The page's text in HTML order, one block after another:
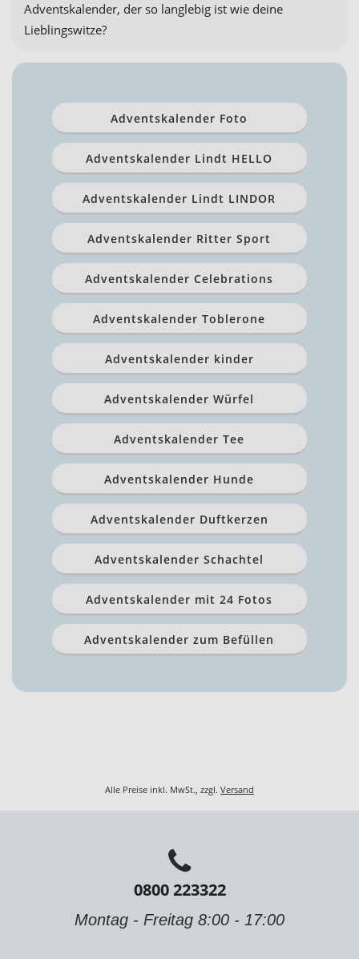
Adventskalender, der so langlebig ist wie deine
Lieblingswitze?
Adventskalender Foto
Adventskalender Lindt HELLO
Adventskalender Lindt LINDOR
Adventskalender Ritter Sport
Adventskalender Celebrations
Adventskalender Toblerone
Adventskalender kinder
Adventskalender Würfel
Adventskalender Tee
Adventskalender Hunde
Adventskalender Duftkerzen
Adventskalender Schachtel
Adventskalender mit 24 Fotos
Adventskalender zum Befüllen
Alle Preise inkl. MwSt., zzgl. Versand
0800 223322
Montag - Freitag 8:00 - 17:00